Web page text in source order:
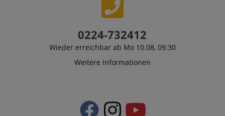
0224-732412
Wieder erreichbar ab Mo 10.08, 09:30
Weitere Informationen